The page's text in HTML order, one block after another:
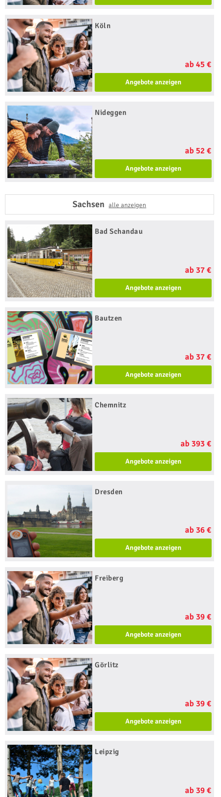
Köln
ab 45 €
Angebote anzeigen
Nideggen
ab 52 €
Angebote anzeigen
Sachsenalle anzeigen
Bad Schandau
ab 37 €
Angebote anzeigen
Bautzen
ab 37 €
Angebote anzeigen
Chemnitz
ab 393 €
Angebote anzeigen
Dresden
ab 36 €
Angebote anzeigen
Freiberg
ab 39 €
Angebote anzeigen
Görlitz
ab 39 €
Angebote anzeigen
Leipzig
ab 39 €